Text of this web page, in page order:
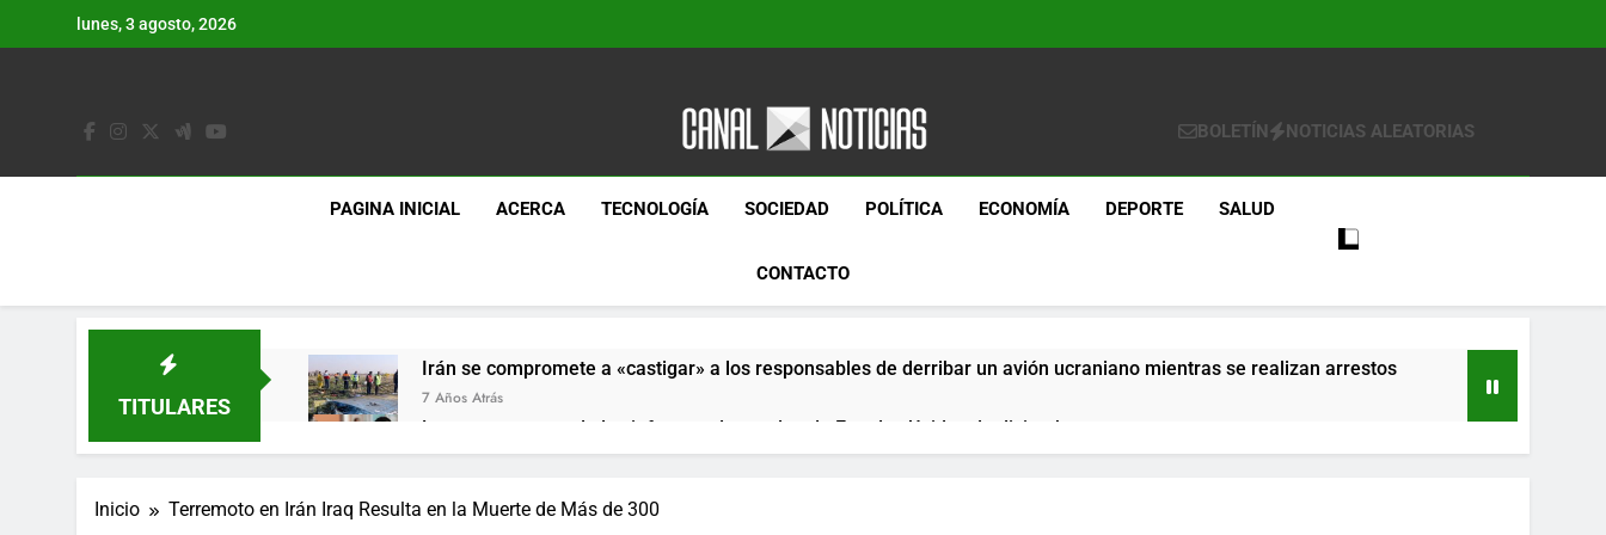
lunes, 3 agosto, 2026
Canal Noticias
Canal Noticias
BOLETÍN NOTICIAS ALEATORIAS
PAGINA INICIAL ACERCA TECNOLOGÍA SOCIEDAD POLÍTICA ECONOMÍA DEPORTE SALUD
CONTACTO
TITULARES
Irán se compromete a «castigar» a los responsables de derribar un avión ucraniano mientras se realizan arrestos
7 Años Atrás
Lo que se espera de los informes de empleo de Estados Unidos de diciembre
7 Años Atrás
7 Años Atrás
Inicio Terremoto en Irán Iraq Resulta en la Muerte de Más de 300